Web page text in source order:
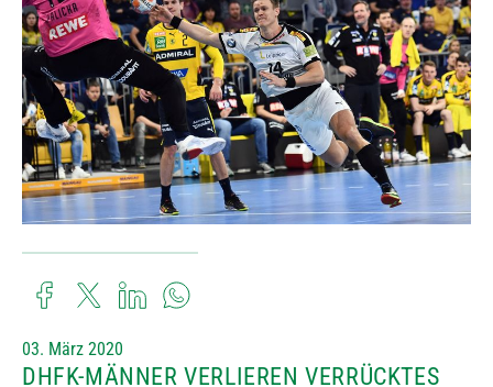
03. März 2020
DHFK-MÄNNER VERLIEREN VERRÜCKTES